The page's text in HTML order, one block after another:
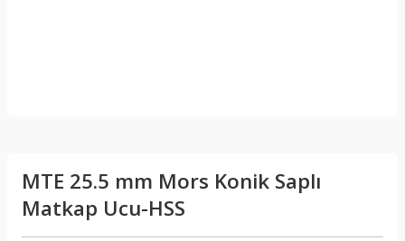
MTE 25.5 mm Mors Konik Saplı
Matkap Ucu-HSS